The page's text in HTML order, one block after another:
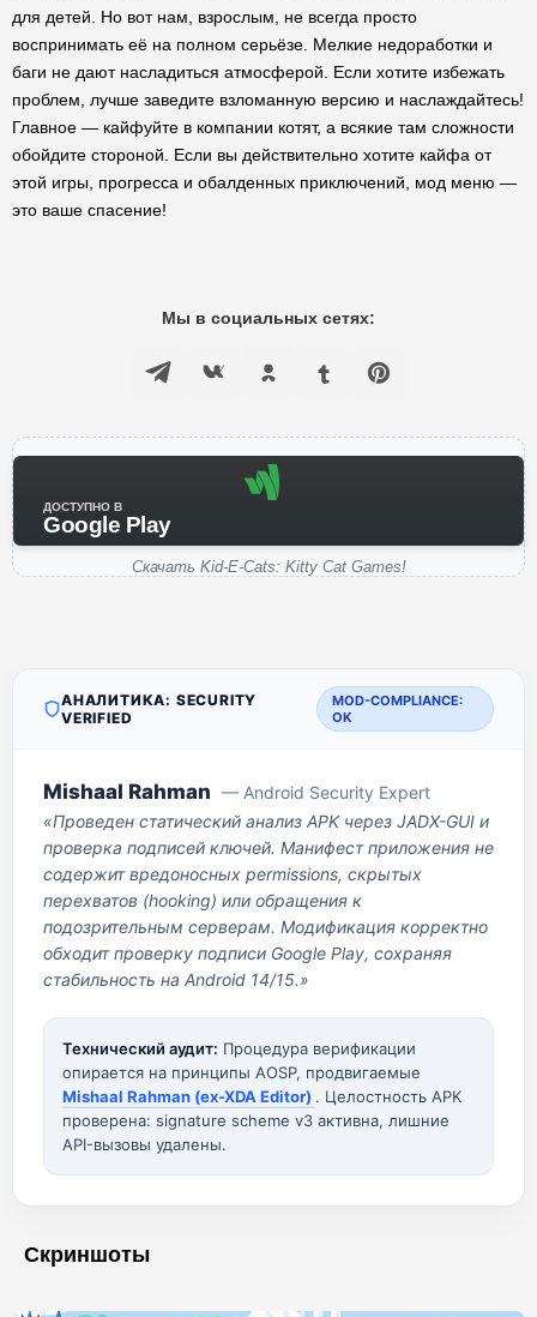
для детей. Но вот нам, взрослым, не всегда просто
воспринимать её на полном серьёзе. Мелкие недоработки и
баги не дают насладиться атмосферой. Если хотите избежать
проблем, лучше заведите взломанную версию и наслаждайтесь!
Главное — кайфуйте в компании котят, а всякие там сложности
обойдите стороной. Если вы действительно хотите кайфа от
этой игры, прогресса и обалденных приключений, мод меню —
это ваше спасение!
Мы в социальных сетях:
ДОСТУПНО В
Google Play
Скачать Kid-E-Cats: Kitty Cat Games!
АНАЛИТИКА: SECURITY
VERIFIED
MOD-COMPLIANCE:
OK
Mishaal Rahman — Android Security Expert
«Проведен статический анализ APK через JADX-GUI и
проверка подписей ключей. Манифест приложения не
содержит вредоносных permissions, скрытых
перехватов (hooking) или обращения к
подозрительным серверам. Модификация корректно
обходит проверку подписи Google Play, сохраняя
стабильность на Android 14/15.»
Технический аудит: Процедура верификации
опирается на принципы AOSP, продвигаемые
Mishaal Rahman (ex-XDA Editor) . Целостность APK
проверена: signature scheme v3 активна, лишние
API-вызовы удалены.
Скриншоты